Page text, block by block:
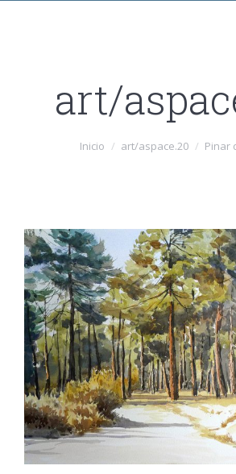
art/
Inicio art/aspace.20 Pinar